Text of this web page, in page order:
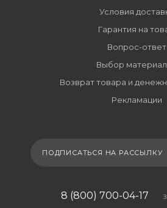
Условия
Гарантия на
Вопрос-ответ
Выбор
Возврат товара и
Рекламации
ПОДПИСАТЬСЯ НА РАССЫЛКУ
8 (800) 700-04-17